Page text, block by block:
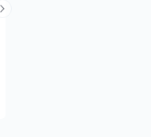
Next Slide